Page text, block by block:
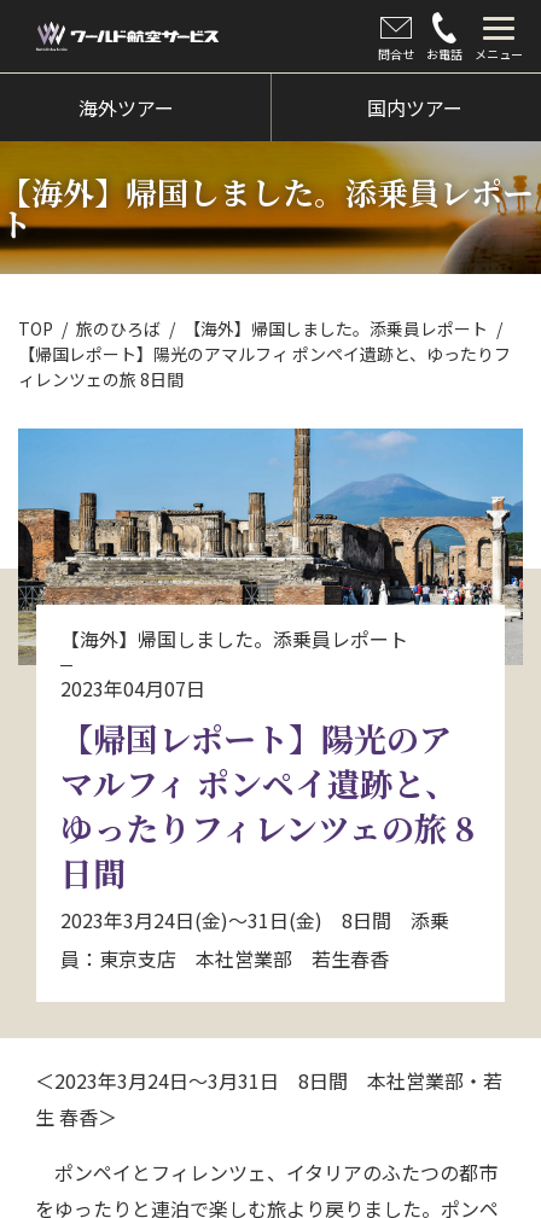
問合せ お電話 メニュー
海外ツアー
国内ツアー
クルーズツアー
ツアー催行状況
旅のひろば
イベント
新着情報
お問い合わせ
資料請求
電話にてお問い合わせ
検索
海外ツアー 国内ツアー
【海外】帰国しました。添乗員レポー
ト
TOP 旅のひろば
【海外】帰国しました。添乗員レポート
【帰国レポート】陽光のアマルフィ ポンペイ遺跡と、ゆったりフ
ィレンツェの旅 8日間
【海外】帰国しました。添乗員レポート
2023年04月07日
【帰国レポート】陽光のア
マルフィ ポンペイ遺跡と、
ゆったりフィレンツェの旅 8
日間
2023年3月24日(金)～31日(金) 8日間 添乗
員：東京支店 本社営業部 若生春香
＜2023年3月24日～3月31日 8日間 本社営業部・若
生 春香＞
ポンペイとフィレンツェ、イタリアのふたつの都市
をゆったりと連泊で楽しむ旅より戻りました。ポンペ